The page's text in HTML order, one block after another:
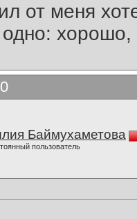
от меня
одно:
Баймухаметова
пользователь